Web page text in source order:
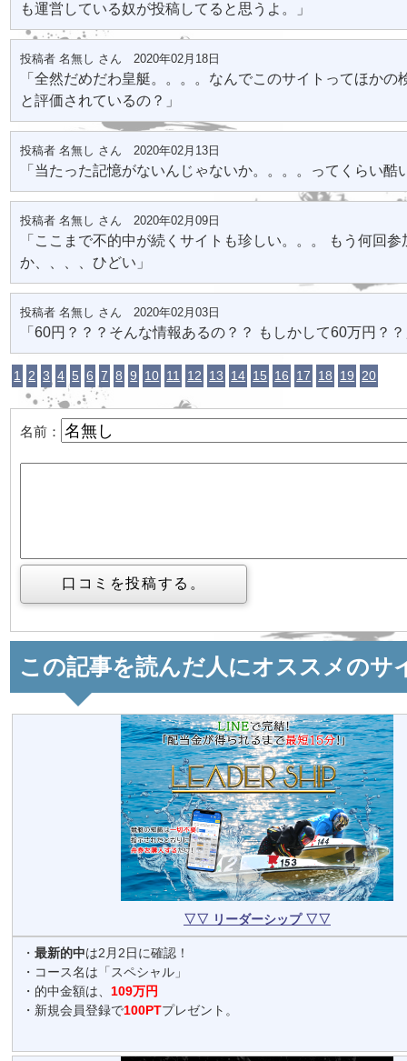
も運営している奴が投稿してると思うよ。」
投稿者 名無し さん 2020年02月18日
「全然だめだわ皇艇。。。。なんでこのサイトってほかの
と評価されているの？」
投稿者 名無し さん 2020年02月13日
「当たった記憶がないんじゃないか。。。。ってくらい酷
投稿者 名無し さん 2020年02月09日
「ここまで不的中が続くサイトも珍しい。。。 もう何回参
か、、、、ひどい」
投稿者 名無し さん 2020年02月03日
「60円？？？そんな情報あるの？？ もしかして60万円？
1 2 3 4 5 6 7 8 9 10 11 12 13 14 15 16 17 18 19 20
名前：
この記事を読んだ人にオススメのサ
▽▽ リーダーシップ ▽▽
・最新的中は2月2日に確認！
・コース名は「スペシャル」
・的中金額は、 109万円
・新規会員登録で100PTプレゼント。